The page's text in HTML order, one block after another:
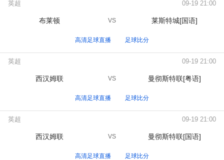
英超 09-19 21:00
布莱顿 VS 莱斯特城[国语]
高清足球直播 足球比分
英超 09-19 21:00
西汉姆联 VS 曼彻斯特联[粤语]
高清足球直播 足球比分
英超 09-19 21:00
西汉姆联 VS 曼彻斯特联[国语]
高清足球直播 足球比分